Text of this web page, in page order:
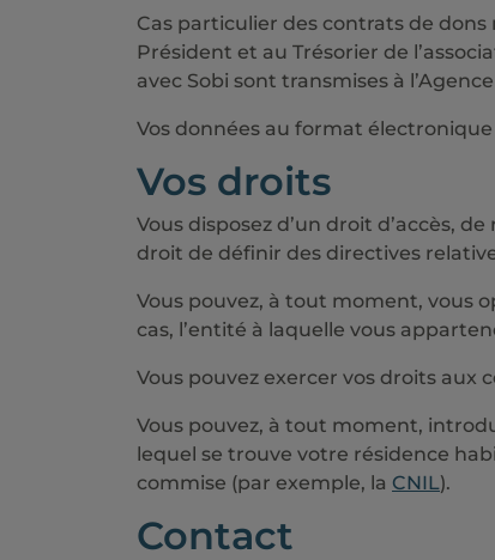
Cas particulier des contrats de dons
Président et au Trésorier de
avec Sobi sont transmises à
Vos données au format
Vos droits
Vous disposez d’un droit d’accès,
droit de définir des directives
Vous pouvez, à tout moment, vous
cas, l’entité à laquelle vous
Vous pouvez exercer vos droits aux
Vous pouvez, à tout moment,
lequel se trouve votre résidence
commise (par exemple, la CNIL).
Contact